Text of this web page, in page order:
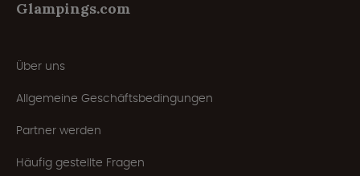
Glampings.com
Über uns
Allgemeine Geschäftsbedingungen
Partner werden
Häufig gestellte Fragen